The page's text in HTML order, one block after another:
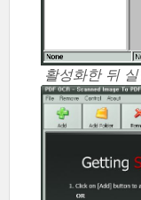
활성화한 뒤